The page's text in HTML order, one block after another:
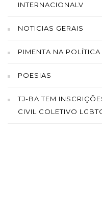
INTERNACIONALV
NOTICIAS GERAIS
PIMENTA NA POLÍTICA
POESIAS
TJ-BA TEM
CIVIL COLETIVO